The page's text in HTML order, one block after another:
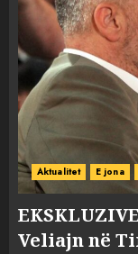
Aktualitet E jona
Veliajn në